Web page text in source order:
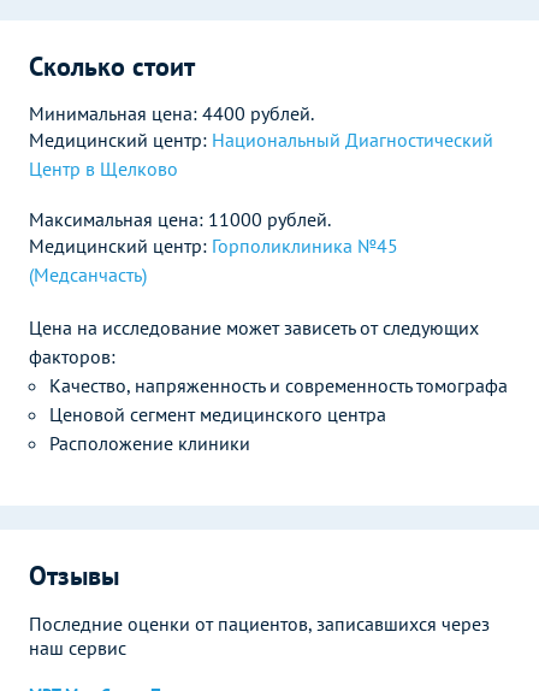
Сколько стоит
Минимальная цена: 4400 рублей.
Медицинский центр: Национальный Диагностический
Центр в Щелково
Максимальная цена: 11000 рублей.
Медицинский центр: Горполиклиника №45
(Медсанчасть)
Цена на исследование может зависеть от следующих
факторов:
Качество, напряженность и современность томографа
Ценовой сегмент медицинского центра
Расположение клиники
Отзывы
Последние оценки от пациентов, записавшихся через
наш сервис